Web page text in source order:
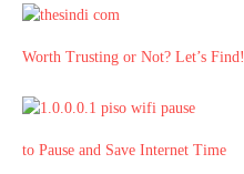
Worth Trusting or Not? Let’s Find!
to Pause and Save Internet Time